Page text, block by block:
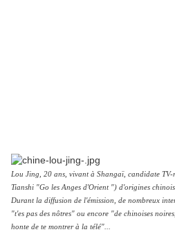
Lou Jing, 20 ans, vivant à Shangaï, candidate
Tianshi "Go les Anges d'Orient ") d'origines
Durant la diffusion de l'émission, de nombreux
"t'es pas des nôtres" ou encore "de chinoises
honte de te montrer à la télé"...